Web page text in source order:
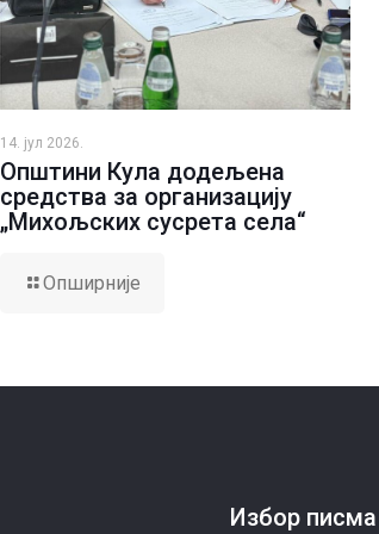
14. јул 2026.
Општини Кула додељена
средства за организацију
„Михољских сусрета села“
Опширније
Избор писма